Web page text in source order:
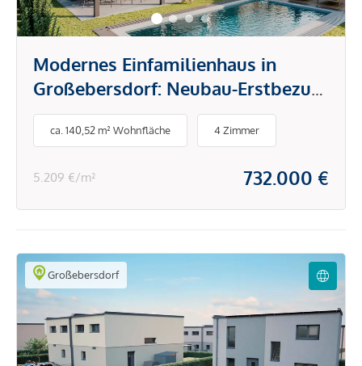
Modernes Einfamilienhaus in
Großebersdorf: Neubau-Erstbezug
in Holzmassivbauweise mit rd. 141
m² WNFL und Garten
ca. 140,52 m² Wohnfläche 4 Zimmer
5.209 €/m² 732.000 €
Großebersdorf